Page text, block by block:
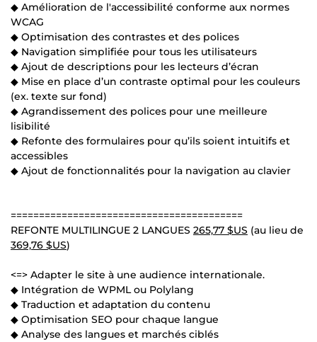
◆ Amélioration de l'accessibilité conforme aux normes
WCAG
◆ Optimisation des contrastes et des polices
◆ Navigation simplifiée pour tous les utilisateurs
◆ Ajout de descriptions pour les lecteurs d’écran
◆ Mise en place d’un contraste optimal pour les couleurs
(ex. texte sur fond)
◆ Agrandissement des polices pour une meilleure
lisibilité
◆ Refonte des formulaires pour qu’ils soient intuitifs et
accessibles
◆ Ajout de fonctionnalités pour la navigation au clavier
=========================================
REFONTE MULTILINGUE 2 LANGUES 265,77 $US (au lieu de
369,76 $US)
<=> Adapter le site à une audience internationale.
◆ Intégration de WPML ou Polylang
◆ Traduction et adaptation du contenu
◆ Optimisation SEO pour chaque langue
◆ Analyse des langues et marchés ciblés